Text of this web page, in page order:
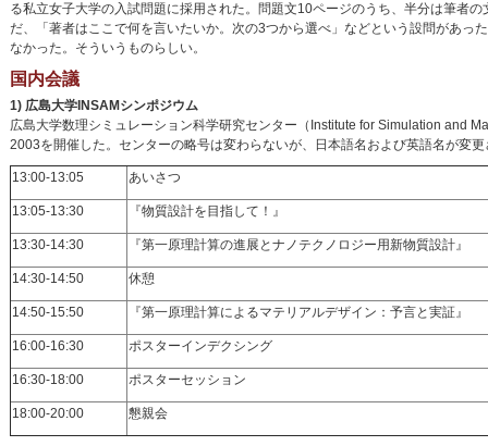
る私立女子大学の入試問題に採用された。問題文10ページのうち、半分は筆者
だ、「著者はここで何を言いたいか。次の3つから選べ」などという設問があ
なかった。そういうものらしい。
国内会議
1) 広島大学INSAMシンポジウム
広島大学数理シミュレーション科学研究センター（Institute for Simulation and
2003を開催した。センターの略号は変わらないが、日本語名および英語名が変
13:00-13:05 あいさつ
13:05-13:30 『物質設計を目指して！』
13:30-14:30 『第一原理計算の進展とナノテクノロジー用新物質設計』
14:30-14:50 休憩
14:50-15:50 『第一原理計算によるマテリアルデザイン：予言と実証』
16:00-16:30 ポスターインデクシング
16:30-18:00 ポスターセッション
18:00-20:00 懇親会